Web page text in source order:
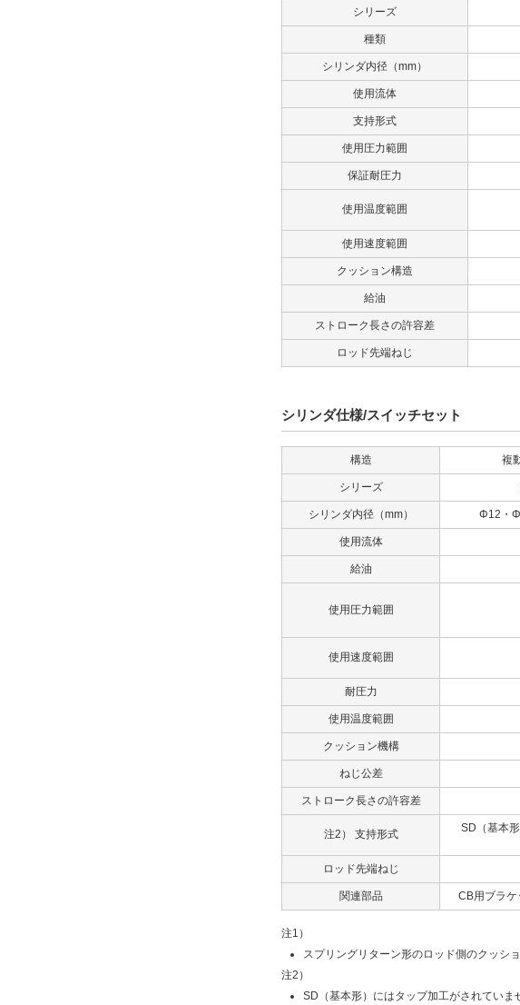
シリーズ
種類
シリンダ内径（mm）
使用流体
支持形式
使用圧力範囲
保証耐圧力
使用温度範囲
使用速度範囲
クッション構造
給油
ストローク長さの許容差
ロッド先端ねじ
シリンダ仕様/スイッチセット
構造 複
シリーズ
シリンダ内径（mm） Φ12・
使用流体
給油
使用圧力範囲
使用速度範囲
耐圧力
使用温度範囲
クッション機構
ねじ公差
ストローク長さの許容差
注2） 支持形式
SD（基本
ロッド先端ねじ
関連部品 CB用ブラ
注1）
スプリングリターン形のロッド側のクッシ
注2）
SD（基本形）にはタップ加工がされていま